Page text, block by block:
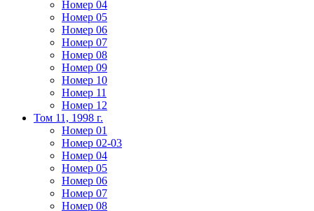
Номер 04
Номер 05
Номер 06
Номер 07
Номер 08
Номер 09
Номер 10
Номер 11
Номер 12
Том 11, 1998 г.
Номер 01
Номер 02-03
Номер 04
Номер 05
Номер 06
Номер 07
Номер 08